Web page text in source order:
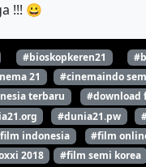
!!! 😀
#bioskopkeren21
21 #cinemaindo
terbaru #download
#dunia21.pw
indonesia #film
2018 #film semi korea